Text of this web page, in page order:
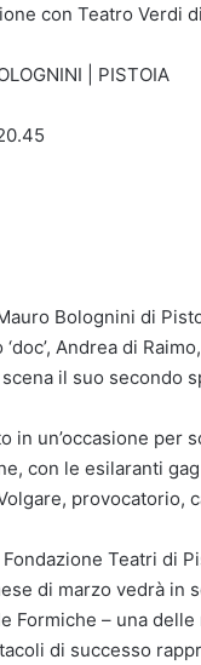
con Teatro Verdi
| PISTOIA
Bolognini di
Andrea di
il suo secondo
in un’occasione
con le esilaranti
provocatorio,
Teatri di
di marzo vedrà in
Formiche – una
di successo